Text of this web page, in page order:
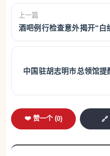
上一篇
酒吧例行检查意外揭开“白
中国驻胡志明市总领馆
❤️ 赞一个 (0) 🔗